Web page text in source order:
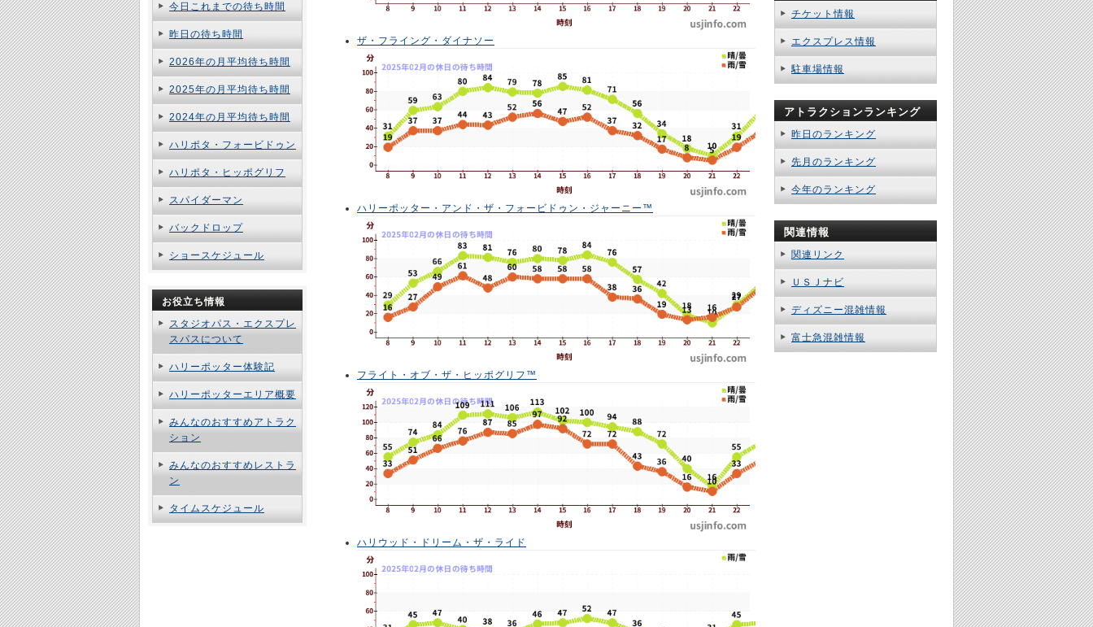
ザ・フライング・ダイナソー
ハリーポッター・アンド・ザ・フォービドゥン・ジャーニー™
フライト・オブ・ザ・ヒッポグリフ™
ハリウッド・ドリーム・ザ・ライド
今日これまでの待ち時間
昨日の待ち時間
2026年の月平均待ち時間
2025年の月平均待ち時間
2024年の月平均待ち時間
ハリポタ・フォービドゥン
ハリポタ・ヒッポグリフ
スパイダーマン
バックドロップ
ショースケジュール
お役立ち情報
スタジオパス・エクスプレ
スパスについて
ハリーポッター体験記
ハリーポッターエリア概要
みんなのおすすめアトラク
ション
みんなのおすすめレストラ
ン
タイムスケジュール
チケット情報
エクスプレス情報
駐車場情報
アトラクションランキング
昨日のランキング
先月のランキング
今年のランキング
関連情報
関連リンク
ＵＳＪナビ
ディズニー混雑情報
富士急混雑情報